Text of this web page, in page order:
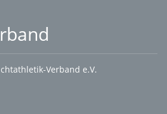
Verband e.V.